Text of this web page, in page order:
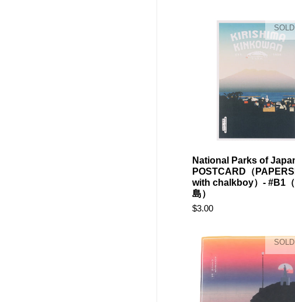
National Parks of
POSTCARD（
with chalkboy）- #B1
島）
$3.00